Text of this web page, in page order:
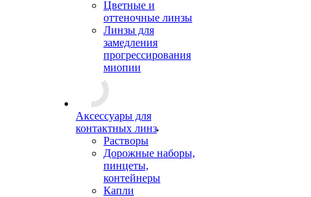
Цветные и
оттеночные линзы
Линзы для
замедления
прогрессирования
миопии
Аксессуары для
контактных линз
Растворы
Дорожные наборы,
пинцеты,
контейнеры
Капли